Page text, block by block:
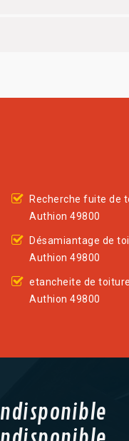
Recherche fuite de
Authion 49800
Désamiantage de
Authion 49800
etancheite de
Authion 49800